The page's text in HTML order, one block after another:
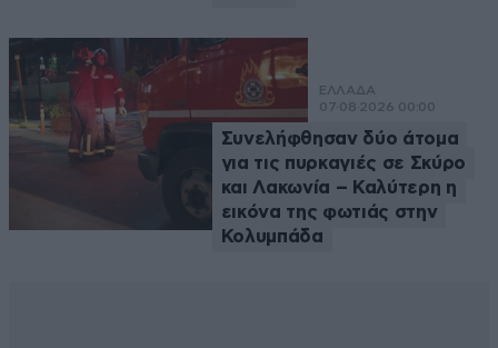
ΕΛΛΑΔΑ
07·08·2026 00:00
Συνελήφθησαν δύο άτομα
για τις πυρκαγιές σε Σκύρο
και Λακωνία – Καλύτερη η
εικόνα της φωτιάς στην
Κολυμπάδα